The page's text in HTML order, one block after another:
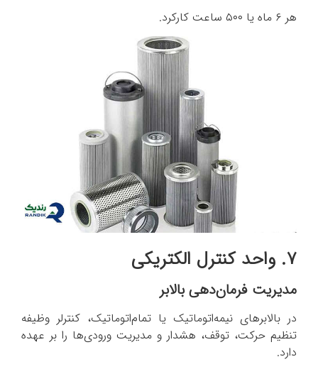
هر ۶ ماه یا ۵۰۰ ساعت کارکرد.
۷. واحد کنترل الکتریکی
مدیریت فرمان‌دهی بالابر
در بالابرهای نیمه‌اتوماتیک یا تمام‌اتوماتیک، کنترلر وظیفه
تنظیم حرکت، توقف، هشدار و مدیریت ورودی‌ها را بر عهده
دارد.